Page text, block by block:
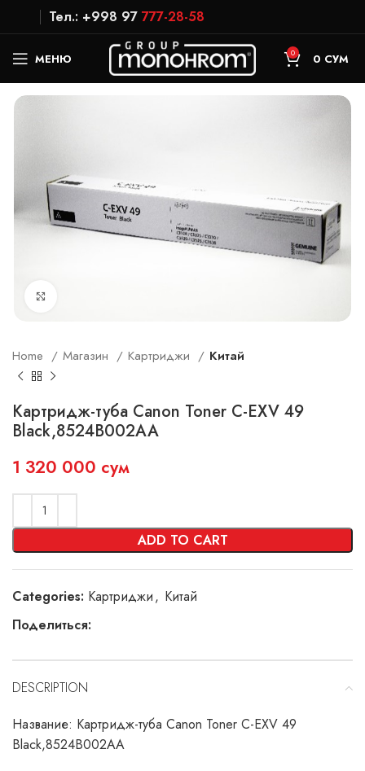
Тел.: +998 97 777-28-58
МЕНЮ 0 0 СУМ
Home Магазин Картриджи Китай
Картридж-туба Canon Toner C-EXV 49
Black,8524B002AA
1 320 000 сум
ADD TO CART
Categories: Картриджи, Китай
Поделиться:
DESCRIPTION
Название: Картридж-туба Canon Toner C-EXV 49
Black,8524B002AA